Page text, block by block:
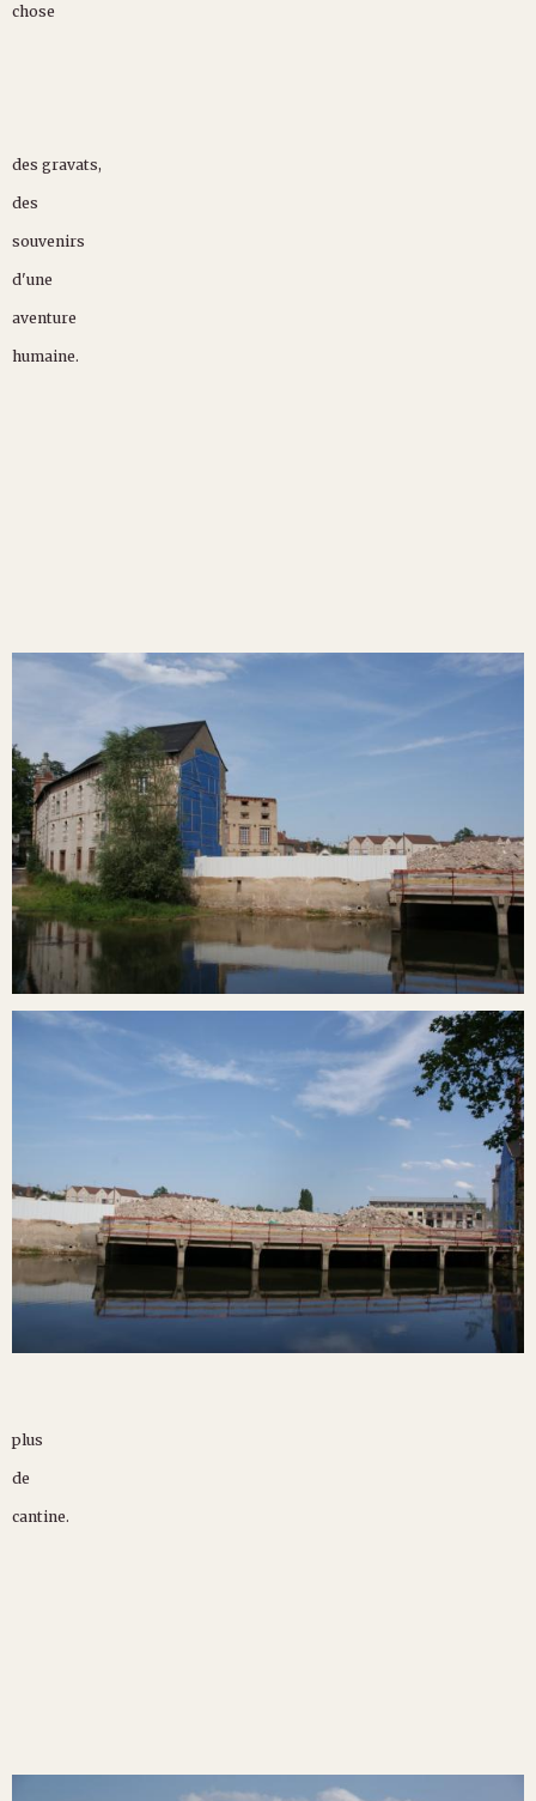
chose
des gravats,
des
souvenirs
d'une
aventure
humaine.
plus
de
cantine.